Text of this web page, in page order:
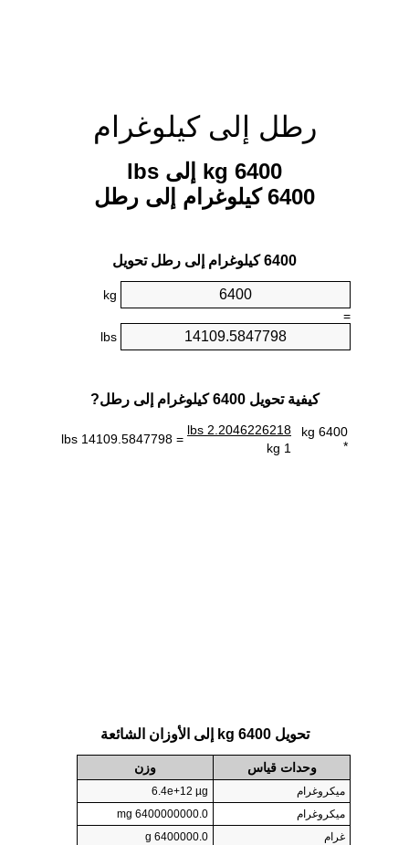
رطل إلى كيلوغرام
6400 kg إلى lbs
6400 كيلوغرام إلى رطل
6400 كيلوغرام إلى رطل تحويل
kg
=
lbs
كيفية تحويل 6400 كيلوغرام إلى رطل?
6400 kg
*
2.2046226218 lbs
= 14109.5847798 lbs
1 kg
تحويل 6400 kg إلى الأوزان الشائعة
وحدات قياس وزن
ميكروغرام
6.4e+12 µg
ميكروغرام
6400000000.0 mg
غرام
6400000.0 g